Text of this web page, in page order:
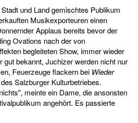
und Land gemischtes Publikum
Musikexporteuren einen
Applaus bereits bevor der
Ovations nach der von
begleiteten Show, immer wieder
gut bekannt, Juchizer werden nicht nur
Feuerzeuge flackern bei Wieder
Salzburger Kulturbetriebes.
meinte ein Dame, die ansonsten
angehört. Es passierte